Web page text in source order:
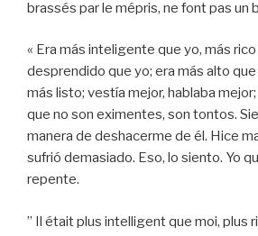
brassés par le mépris, ne font pas un
« Era más inteligente que yo, más
desprendido que yo; era más alto
más listo; vestía mejor, hablaba
que no son eximentes, son tontos.
manera de deshacerme de él. Hice
sufrió demasiado. Eso, lo siento. Yo
repente.
” Il était plus intelligent que moi, plus